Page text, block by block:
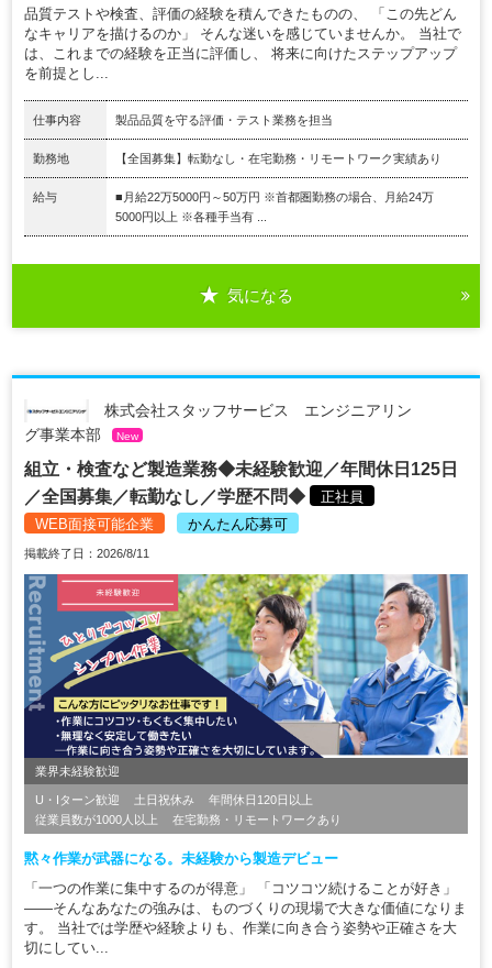
品質テストや検査、評価の経験を積んできたものの、 「この先どん
なキャリアを描けるのか」 そんな迷いを感じていませんか。 当社で
は、これまでの経験を正当に評価し、 将来に向けたステップアップ
を前提とし...
仕事内容 製品品質を守る評価・テスト業務を担当
勤務地 【全国募集】転勤なし・在宅勤務・リモートワーク実績あり
給与
■月給22万5000円～50万円 ※首都圏勤務の場合、月給24万
5000円以上 ※各種手当有 ...
気になる
株式会社スタッフサービス エンジニアリン
グ事業本部
New
組立・検査など製造業務◆未経験歓迎／年間休日125日
／全国募集／転勤なし／学歴不問◆
正社員
WEB面接可能企業
かんたん応募可
掲載終了日：2026/8/11
業界未経験歓迎
U・Iターン歓迎 土日祝休み
年間休日120日以上
従業員数が1000人以上
在宅勤務・リモートワークあり
黙々作業が武器になる。未経験から製造デビュー
「一つの作業に集中するのが得意」 「コツコツ続けることが好き」
――そんなあなたの強みは、ものづくりの現場で大きな価値になりま
す。 当社では学歴や経験よりも、作業に向き合う姿勢や正確さを大
切にしてい...